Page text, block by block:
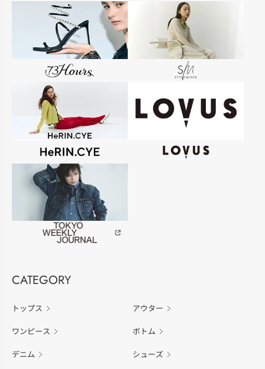
CATEGORY
トップス アウター
ワンピース ボトム
デニム シューズ